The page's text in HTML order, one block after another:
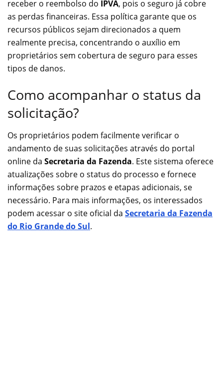
receber o reembolso do IPVA, pois o seguro já cobre
as perdas financeiras. Essa política garante que os
recursos públicos sejam direcionados a quem
realmente precisa, concentrando o auxílio em
proprietários sem cobertura de seguro para esses
tipos de danos.
Como acompanhar o status da
solicitação?
Os proprietários podem facilmente verificar o
andamento de suas solicitações através do portal
online da Secretaria da Fazenda. Este sistema oferece
atualizações sobre o status do processo e fornece
informações sobre prazos e etapas adicionais, se
necessário. Para mais informações, os interessados
podem acessar o site oficial da Secretaria da Fazenda
do Rio Grande do Sul.